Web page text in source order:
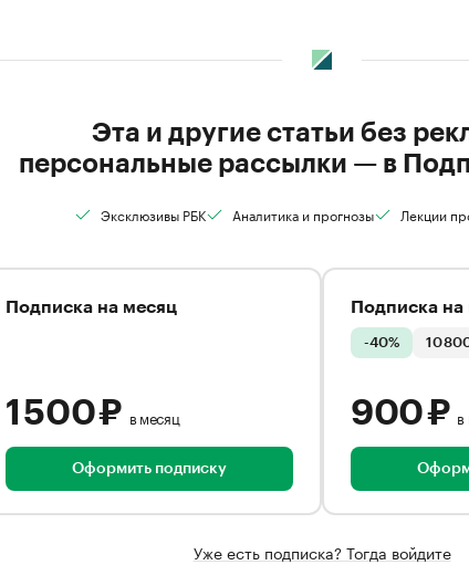
Эта и другие статьи без
персональные рассылки — в
Эксклюзивы РБК Аналитика и прогнозы Лекции
Подписка на месяц
1 500 ₽ в месяц
Оформить подписку
Подписка на
-40% 10
900 ₽ в
Уже есть подписка? Тогда войдите